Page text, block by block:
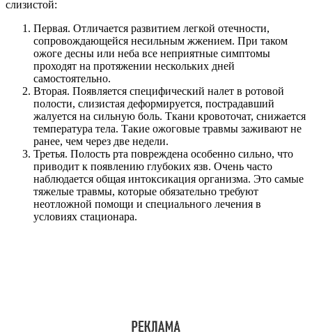
слизистой:
Первая. Отличается развитием легкой отечности,
сопровождающейся несильным жжением. При таком
ожоге десны или неба все неприятные симптомы
проходят на протяжении нескольких дней
самостоятельно.
Вторая. Появляется специфический налет в ротовой
полости, слизистая деформируется, пострадавший
жалуется на сильную боль. Ткани кровоточат, снижается
температура тела. Такие ожоговые травмы заживают не
ранее, чем через две недели.
Третья. Полость рта повреждена особенно сильно, что
приводит к появлению глубоких язв. Очень часто
наблюдается общая интоксикация организма. Это самые
тяжелые травмы, которые обязательно требуют
неотложной помощи и специального лечения в
условиях стационара.